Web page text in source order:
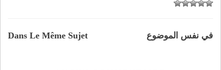
Dans Le Même Sujet في نفس الموضوع